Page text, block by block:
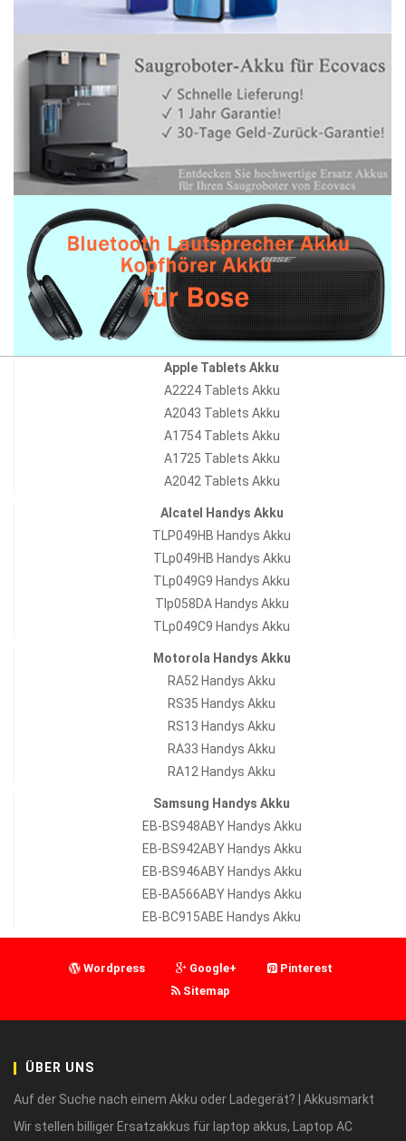
Apple Tablets Akku
A2224 Tablets Akku
A2043 Tablets Akku
A1754 Tablets Akku
A1725 Tablets Akku
A2042 Tablets Akku
Alcatel Handys Akku
TLP049HB Handys Akku
TLp049HB Handys Akku
TLp049G9 Handys Akku
Tlp058DA Handys Akku
TLp049C9 Handys Akku
Motorola Handys Akku
RA52 Handys Akku
RS35 Handys Akku
RS13 Handys Akku
RA33 Handys Akku
RA12 Handys Akku
Samsung Handys Akku
EB-BS948ABY Handys Akku
EB-BS942ABY Handys Akku
EB-BS946ABY Handys Akku
EB-BA566ABY Handys Akku
EB-BC915ABE Handys Akku
Wordpress Google+
Pinterest
Sitemap
ÜBER UNS
Auf der Suche nach einem Akku oder Ladegerät? | Akkusmarkt
Wir stellen billiger Ersatzakkus für laptop akkus, Laptop AC